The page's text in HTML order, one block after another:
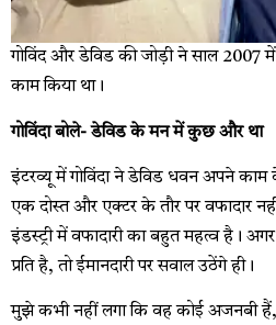
गोविंद और डेविड की जोड़ी ने साल 2007 में
काम किया था।
गोविंदा बोले- डेविड के मन में कुछ और था
इंटरव्यू में गोविंदा ने डेविड धवन अपने काम
एक दोस्त और एक्टर के तौर पर वफादार
इंडस्ट्री में वफादारी का बहुत महत्व है।
प्रति है, तो ईमानदारी पर सवाल उठेंगे ही।
मुझे कभी नहीं लगा कि वह कोई